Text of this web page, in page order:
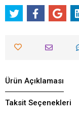
Ürün Açıklaması
Taksit Seçenekleri